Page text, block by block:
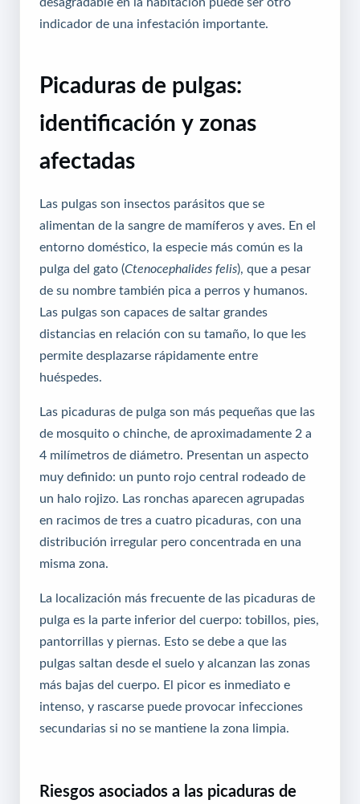
indicador de una infestación importante.
Picaduras de pulgas:
identificación y zonas
afectadas
Las pulgas son insectos parásitos que se
alimentan de la sangre de mamíferos y aves. En el
entorno doméstico, la especie más común es la
pulga del gato (Ctenocephalides felis), que a pesar
de su nombre también pica a perros y humanos.
Las pulgas son capaces de saltar grandes
distancias en relación con su tamaño, lo que les
permite desplazarse rápidamente entre
huéspedes.
Las picaduras de pulga son más pequeñas que las
de mosquito o chinche, de aproximadamente 2 a
4 milímetros de diámetro. Presentan un aspecto
muy definido: un punto rojo central rodeado de
un halo rojizo. Las ronchas aparecen agrupadas
en racimos de tres a cuatro picaduras, con una
distribución irregular pero concentrada en una
misma zona.
La localización más frecuente de las picaduras de
pulga es la parte inferior del cuerpo: tobillos, pies,
pantorrillas y piernas. Esto se debe a que las
pulgas saltan desde el suelo y alcanzan las zonas
más bajas del cuerpo. El picor es inmediato e
intenso, y rascarse puede provocar infecciones
secundarias si no se mantiene la zona limpia.
Riesgos asociados a las picaduras de